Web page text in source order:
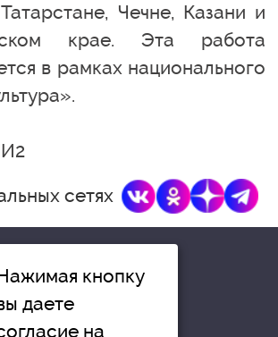
Чечне, Казани и
крае. Эта работа
в рамках национального
сетях
кнопку
даете
на